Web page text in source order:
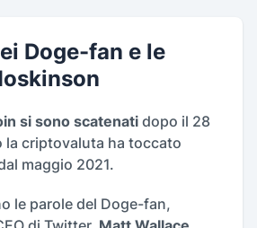
Doge-fan e le
si sono scatenati dopo il 28
la criptovaluta ha toccato
maggio 2021.
le parole del Doge-fan,